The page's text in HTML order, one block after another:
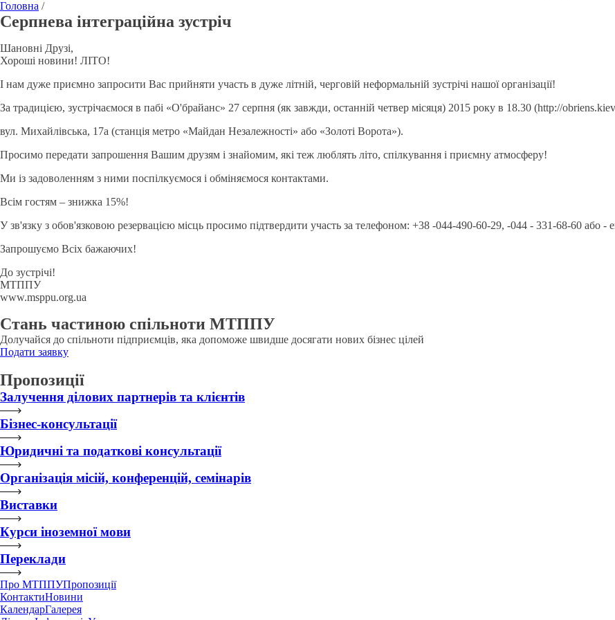
Головна /
Серпнева інтеграційна зустріч
Шановні Друзі,
Хороші новини! ЛІТО!
І нам дуже приємно запросити Вас прийняти участь в дуже літній, черговій неформальній зустрічі нашої організації!
За традицією, зустрічаємося в пабі «O'брайанс» 27 серпня (як завжди, останній четвер місяця) 2015 року в 18.30 (http://
вул. Михайлівська, 17а (станція метро «Майдан Незалежності» або «Золоті Ворота»).
Просимо передати запрошення Вашим друзям і знайомим, які теж люблять літо, спілкування і приємну атмосферу!
Ми із задоволенням з ними поспілкуємося і обміняємося контактами.
Всім гостям – знижка 15%!
У зв'язку з обов'язковою резервацією місць просимо підтвердити участь за телефоном: +38 -044-490-60-29, -044 - 331-68-60 або -
Запрошуємо Всіх бажаючих!
До зустрічі!
МТППУ
www.msppu.org.ua
Стань частиною спільноти МТППУ
Долучайся до спільноти підприємців, яка допоможе швидше досягати нових бізнес цілей
Подати заявку
Пропозиції
Залучення ділових партнерів та клієнтів
Бізнес-консультації
Юридичні та податкові консультації
Організація місій, конференцій, семінарів
Виставки
Курси іноземної мови
Переклади
Про МТППУПропозиції
КонтактиНовини
КалендарГалерея